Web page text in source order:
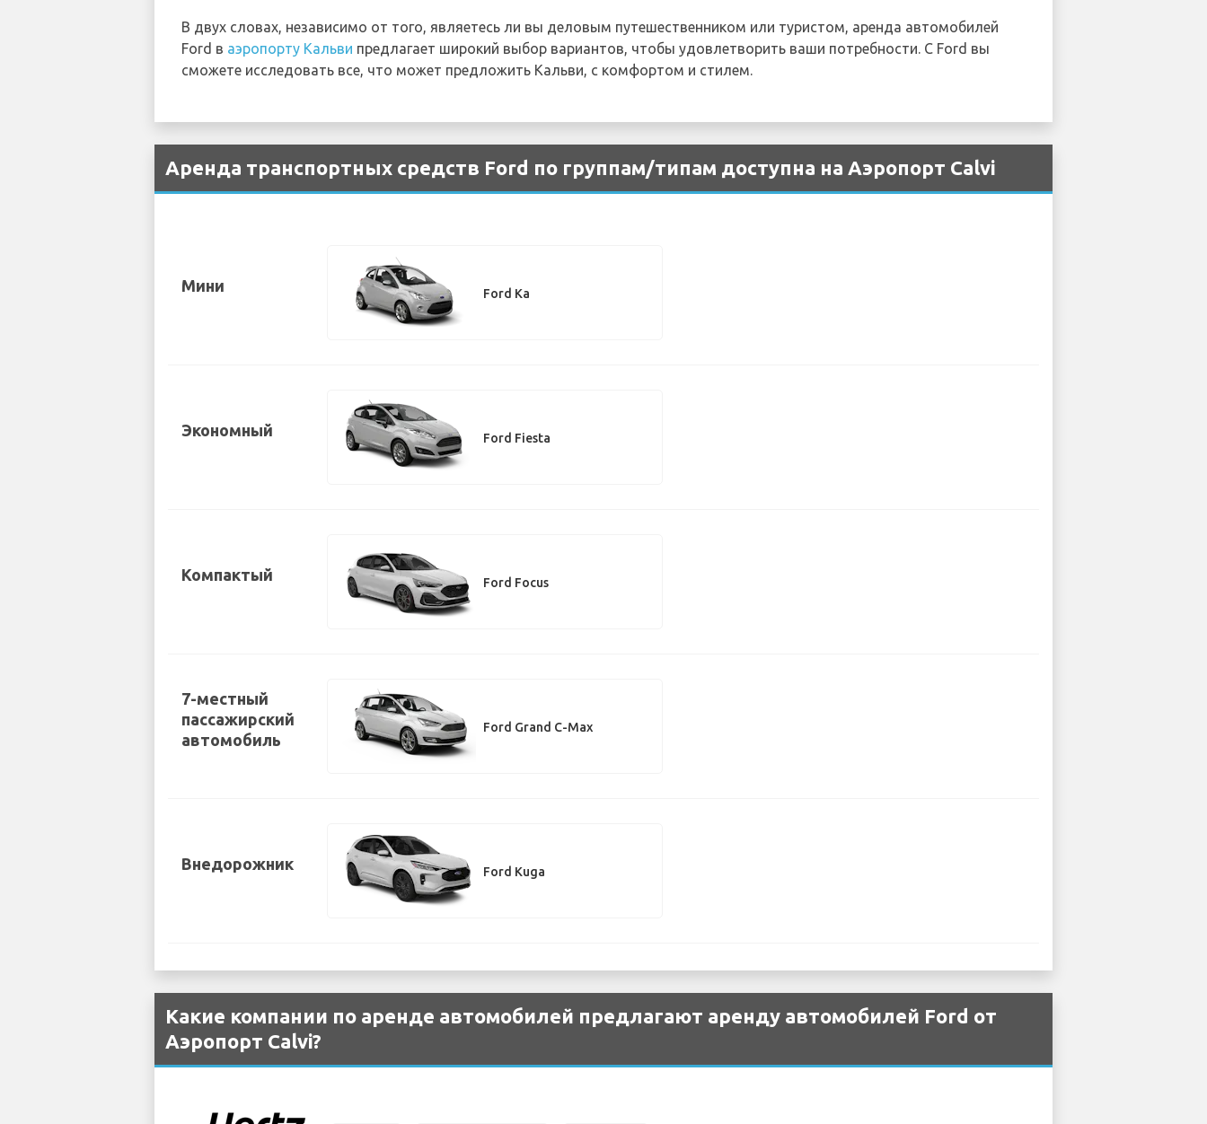
В двух словах, независимо от того, являетесь ли вы деловым путешественником или туристом, аренда автомобилей
Ford в аэропорту Кальви предлагает широкий выбор вариантов, чтобы удовлетворить ваши потребности. С Ford вы
сможете исследовать все, что может предложить Кальви, с комфортом и стилем.
Аренда транспортных средств Ford по группам/типам доступна на Аэропорт Calvi
Мини Ford Ka
Экономный Ford Fiesta
Компактый Ford Focus
7-местный
пассажирский
автомобиль
Ford Grand C-Max
Внедорожник Ford Kuga
Какие компании по аренде автомобилей предлагают аренду автомобилей Ford от
Аэропорт Calvi?